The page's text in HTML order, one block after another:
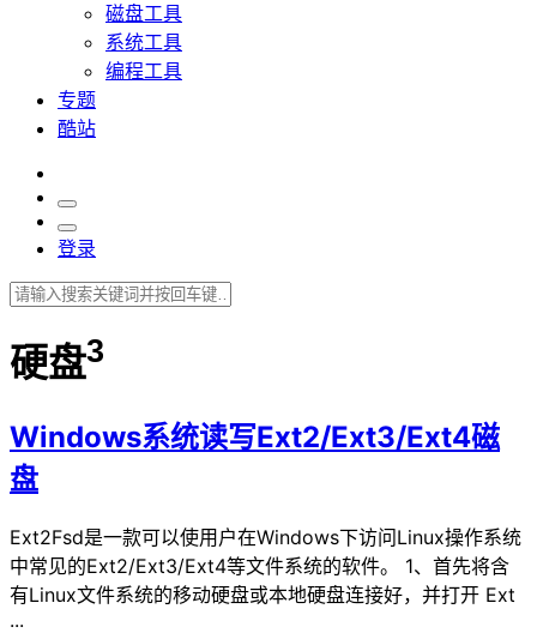
磁盘工具
系统工具
编程工具
专题
酷站
登录
硬盘3
Windows系统读写Ext2/Ext3/Ext4磁
盘
Ext2Fsd是一款可以使用户在Windows下访问Linux操作系统
中常见的Ext2/Ext3/Ext4等文件系统的软件。 1、首先将含
有Linux文件系统的移动硬盘或本地硬盘连接好，并打开 Ext
...